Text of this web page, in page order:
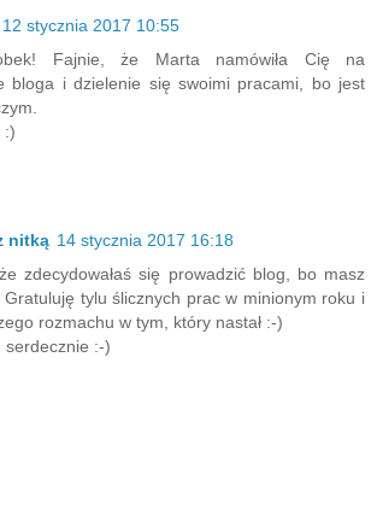
12 stycznia 2017 10:55
Fajnie, że Marta namówiła Cię na
bloga i dzielenie się swoimi pracami, bo jest
:)
nitką 14 stycznia 2017 16:18
zdecydowałaś się prowadzić blog, bo masz
tylu ślicznych prac w minionym roku i
rozmachu w tym, który nastał :-)
serdecznie :-)